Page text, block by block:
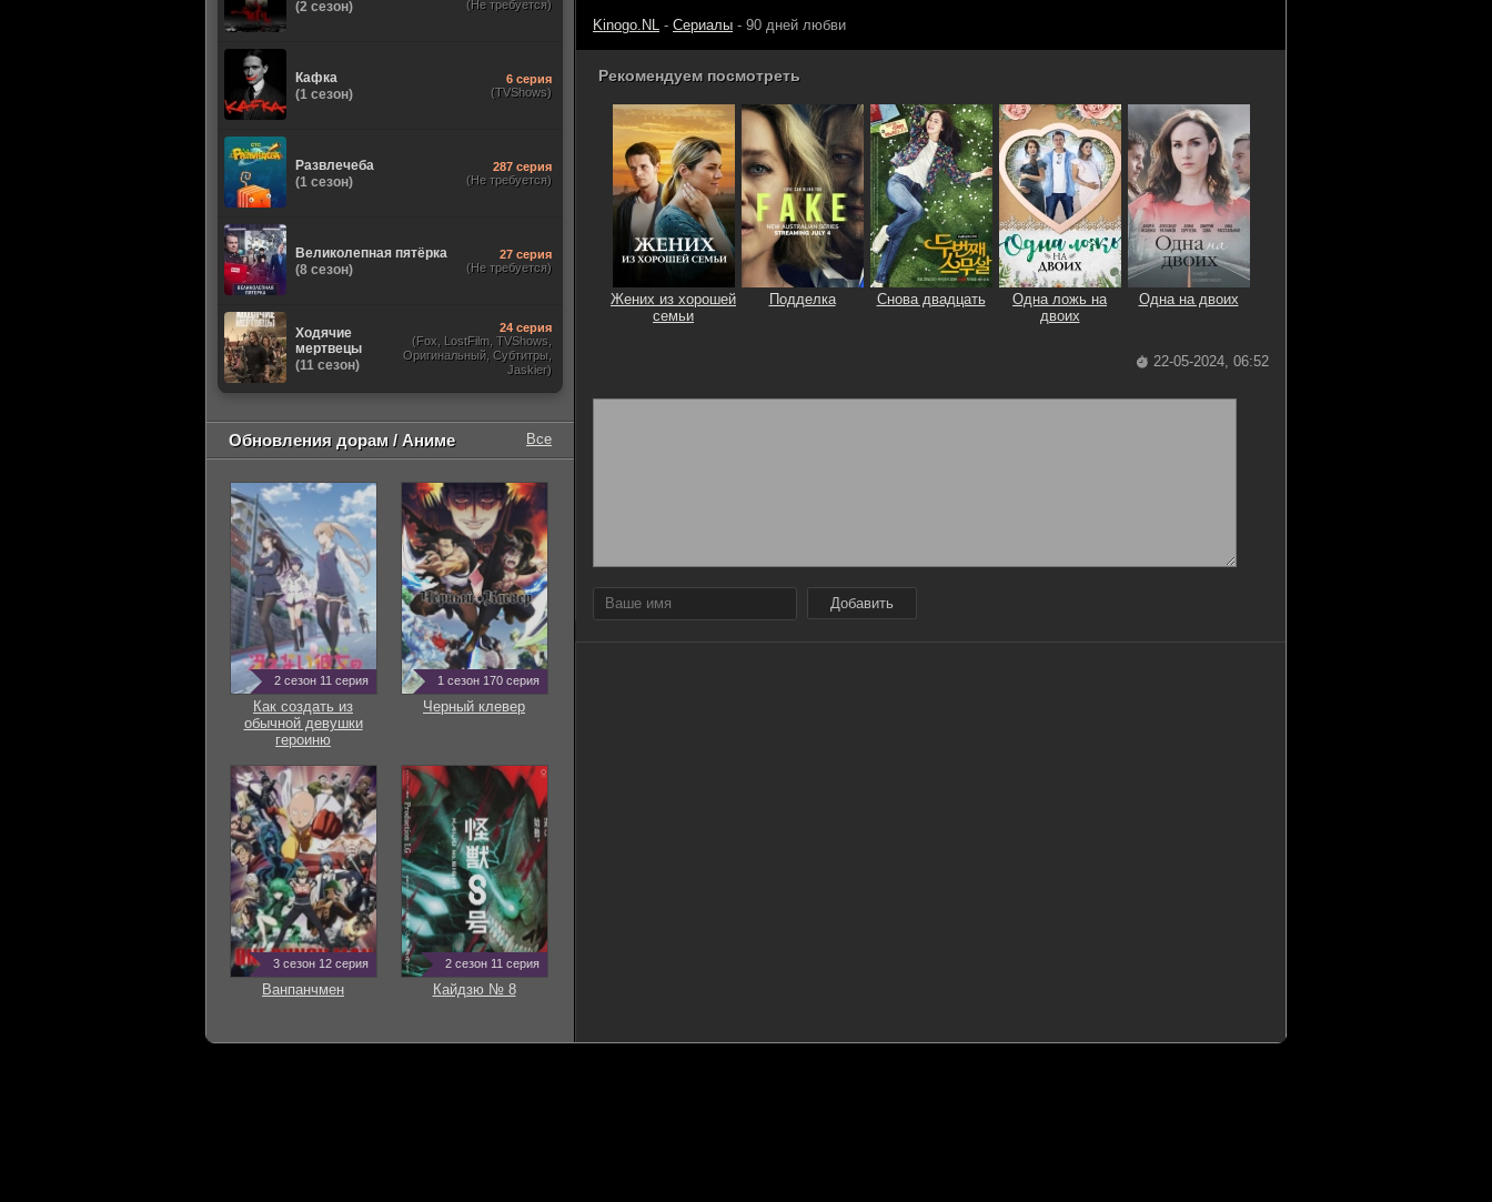
Kinogo.NL - Сериалы - 90 дней любви
Рекомендуем посмотреть
Жених из хорошей
семьи
Подделка Снова двадцать
Одна ложь на
двоих
Одна на двоих
22-05-2024, 06:52
Добавить
(2 сезон)
(Не требуется)
Кафка
(1 сезон)
6 серия
(TVShows)
Развлечеба
(1 сезон)
287 серия
(Не требуется)
Великолепная пятёрка
(8 сезон)
27 серия
(Не требуется)
Ходячие
мертвецы
(11 сезон)
24 серия
(Fox, LostFilm, TVShows,
Оригинальный, Субтитры,
Jaskier)
Обновления дорам / Аниме Все
2 сезон 11 серия
Как создать из
обычной девушки
героиню
1 сезон 170 серия
Черный клевер
3 сезон 12 серия
Ванпанчмен
2 сезон 11 серия
Кайдзю № 8